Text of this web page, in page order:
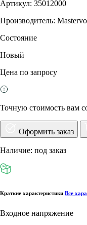
Артикул: 35012000
Производитель:
Состояние
Новый
Цена по запросу
Точную стоимость вам
Оформить заказ
Наличие: под заказ
Краткие характеристики Все
Входное напряжение